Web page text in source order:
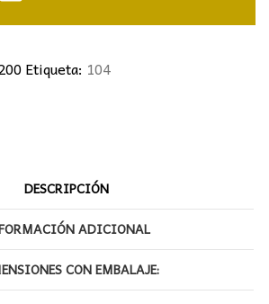
Etiqueta: 104
DESCRIPCIÓN
ADICIONAL
CON EMBALAJE: